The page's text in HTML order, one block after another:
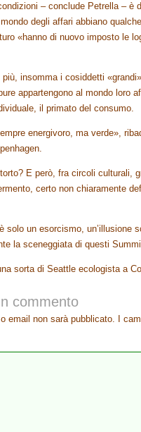
– conclude Petrella – è
degli affari abbiano
«hanno di nuovo imposto le
più, insomma i cosiddetti
appartengono al mondo loro
il primato del consumo.
energivoro, ma verde»,
E però, fra circoli culturali,
certo non chiaramente
solo un esorcismo, un’illusione
la sceneggiata di questi
sorta di Seattle ecologista a
commento
email non sarà pubblicato. I